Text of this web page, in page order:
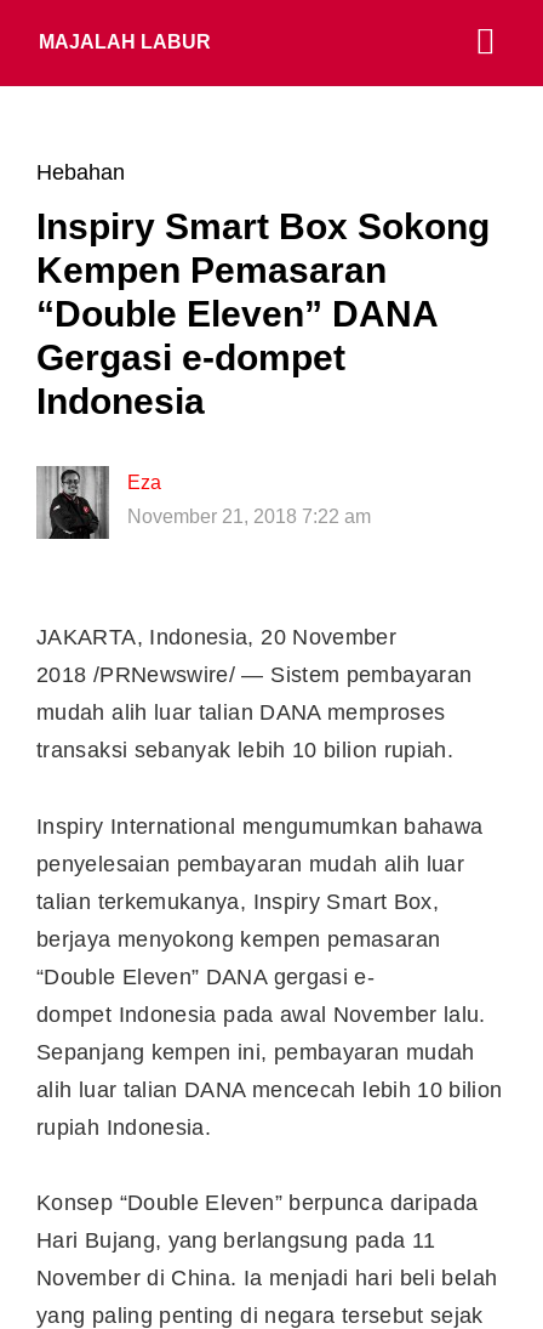
MAJALAH LABUR
Hebahan
Inspiry Smart Box Sokong
Kempen Pemasaran
“Double Eleven” DANA
Gergasi e-dompet
Indonesia
Eza
November 21, 2018 7:22 am
JAKARTA, Indonesia, 20 November
2018 /PRNewswire/ — Sistem pembayaran
mudah alih luar talian DANA memproses
transaksi sebanyak lebih 10 bilion rupiah.
Inspiry International mengumumkan bahawa
penyelesaian pembayaran mudah alih luar
talian terkemukanya, Inspiry Smart Box,
berjaya menyokong kempen pemasaran
“Double Eleven” DANA gergasi e-
dompet Indonesia pada awal November lalu.
Sepanjang kempen ini, pembayaran mudah
alih luar talian DANA mencecah lebih 10 bilion
rupiah Indonesia.
Konsep “Double Eleven” berpunca daripada
Hari Bujang, yang berlangsung pada 11
November di China. Ia menjadi hari beli belah
yang paling penting di negara tersebut sejak